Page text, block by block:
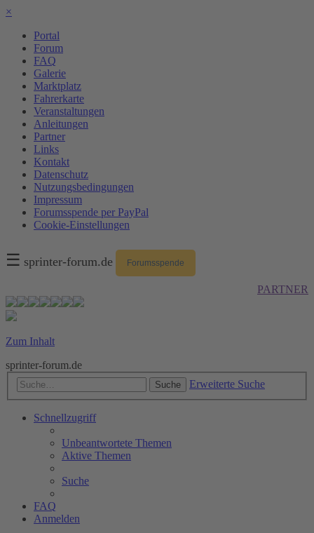
×
Portal
Forum
FAQ
Galerie
Marktplatz
Fahrerkarte
Veranstaltungen
Anleitungen
Partner
Links
Kontakt
Datenschutz
Nutzungsbedingungen
Impressum
Forumsspende per PayPal
Cookie-Einstellungen
☰ sprinter-forum.de Forumsspende
PARTNER
Zum Inhalt
sprinter-forum.de
Suche Erweiterte Suche
Schnellzugriff
Unbeantwortete Themen
Aktive Themen
Suche
FAQ
Anmelden